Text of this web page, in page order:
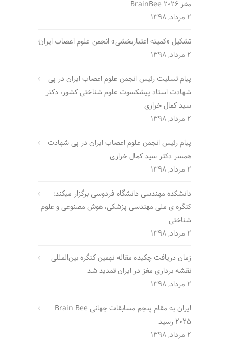
مغز BrainBee 2026
2 مرداد, 1398
تشکیل «کمیته اعتباربخشی» انجمن علوم اعصاب ایران
2 مرداد, 1398
پیام تسلیت رئیس انجمن علوم اعصاب ایران در پی
شهادت استاد پیشکسوت علوم شناختی کشور، دکتر
سید کمال خرازی
2 مرداد, 1398
پیام رئیس انجمن علوم اعصاب ایران در پی شهادت
همسر دکتر سید کمال خرازی
2 مرداد, 1398
دانشکده مهندسی دانشگاه فردوسی برگزار میکند:
کنگره ی ملی مهندسی پزشکی، هوش مصنوعی و علوم
شناختی
2 مرداد, 1398
زمان دریافت چکیده مقاله نهمین کنگره بین‌المللی
نقشه برداری مغز در ایران تمدید شد
2 مرداد, 1398
ایران به مقام پنجم مسابقات جهانی Brain Bee
2025 رسید
2 مرداد, 1398